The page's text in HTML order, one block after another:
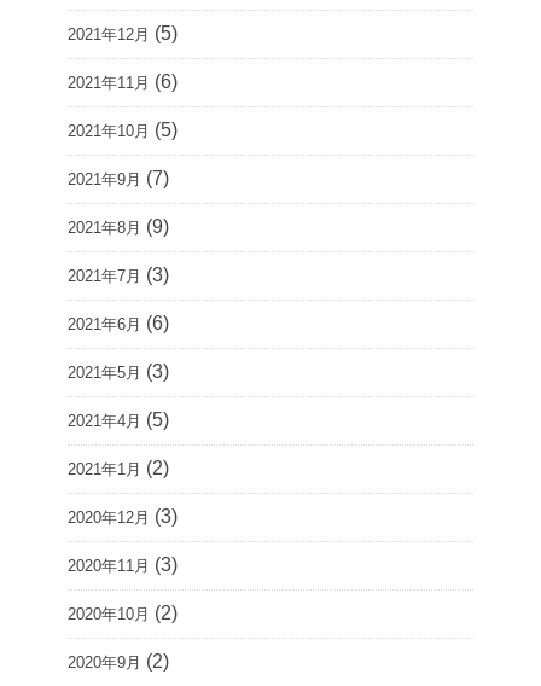
2021年12月 (5)
2021年11月 (6)
2021年10月 (5)
2021年9月 (7)
2021年8月 (9)
2021年7月 (3)
2021年6月 (6)
2021年5月 (3)
2021年4月 (5)
2021年1月 (2)
2020年12月 (3)
2020年11月 (3)
2020年10月 (2)
2020年9月 (2)